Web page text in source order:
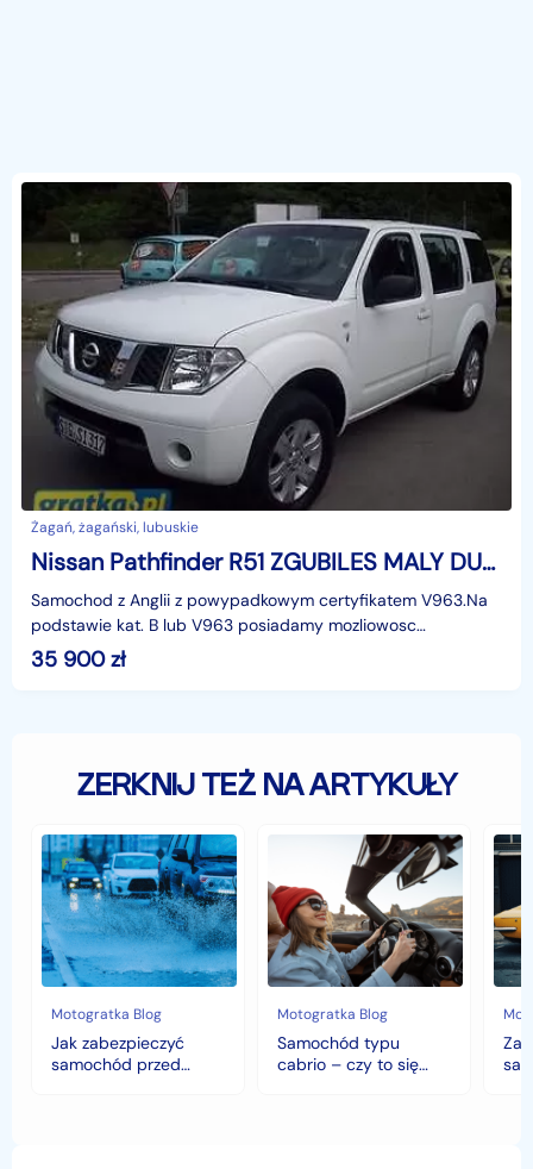
Żagań, żagański, lubuskie
Nissan Pathfinder R51 ZGUBILES MALY DUZY BRIEF LUBich BRAK WYROBIMY NOWE
Samochod z Anglii z powypadkowym certyfikatem V963.Na
podstawie kat. B lub V963 posiadamy mozliowosc
zarejestrowania samochodu w Niemczech (niemieckie Briefy)
n
35 900zł
ZERKNIJ TEŻ NA ARTYKUŁY
Jak
zabezpieczyć
samochód
przed
jesiennymi
chłodami
i
deszczem?
Motogratka Blog
Jak zabezpieczyć
samochód przed
Samochód
cabrio
–
czy
to
się
opłaca
w
polskim
klimacie?
Motogratka Blog
Samochód typu
cabrio – czy to się
czyli